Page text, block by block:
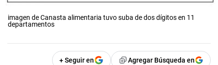
imagen de Canasta alimentaria tuvo suba de dos dígitos en 11
departamentos
+ Seguir en Agregar Búsqueda en